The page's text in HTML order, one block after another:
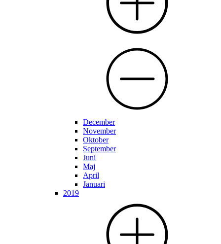
December
November
Oktober
September
Juni
Maj
April
Januari
2019